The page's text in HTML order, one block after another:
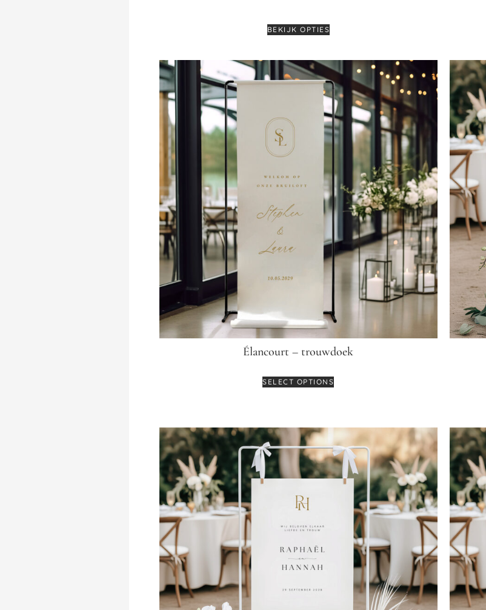
BEKIJK OPTIES
Élancourt – trouwdoek
SELECT OPTIONS